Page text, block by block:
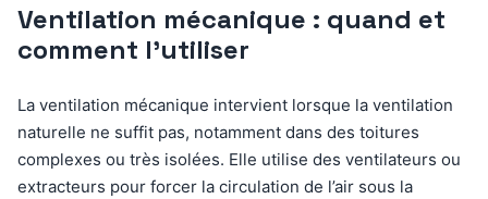
Ventilation mécanique : quand et
comment l’utiliser
La ventilation mécanique intervient lorsque la ventilation
naturelle ne suffit pas, notamment dans des toitures
complexes ou très isolées. Elle utilise des ventilateurs ou
extracteurs pour forcer la circulation de l’air sous la